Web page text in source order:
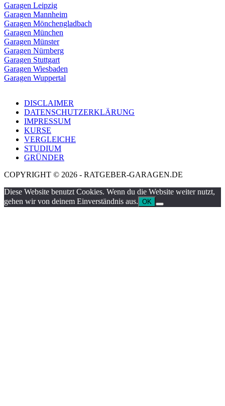
Garagen Leipzig
Garagen Mannheim
Garagen Mönchengladbach
Garagen München
Garagen Münster
Garagen Nürnberg
Garagen Stuttgart
Garagen Wiesbaden
Garagen Wuppertal
DISCLAIMER
DATENSCHUTZERKLÄRUNG
IMPRESSUM
KURSE
VERGLEICHE
STUDIUM
GRÜNDER
COPYRIGHT © 2026 - RATGEBER-GARAGEN.DE
Diese Website benutzt Cookies. Wenn du die Website weiter nutzt,
gehen wir von deinem Einverständnis aus. OK